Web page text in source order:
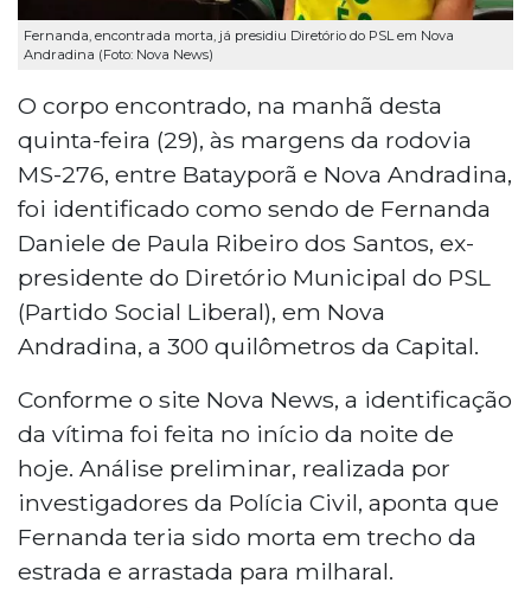
Fernanda, encontrada morta, já presidiu Diretório do PSL em Nova
Andradina (Foto: Nova News)
O corpo encontrado, na manhã desta
quinta-feira (29), às margens da rodovia
MS-276, entre Batayporã e Nova Andradina,
foi identificado como sendo de Fernanda
Daniele de Paula Ribeiro dos Santos, ex-
presidente do Diretório Municipal do PSL
(Partido Social Liberal), em Nova
Andradina, a 300 quilômetros da Capital.
Conforme o site Nova News, a identificação
da vítima foi feita no início da noite de
hoje. Análise preliminar, realizada por
investigadores da Polícia Civil, aponta que
Fernanda teria sido morta em trecho da
estrada e arrastada para milharal.